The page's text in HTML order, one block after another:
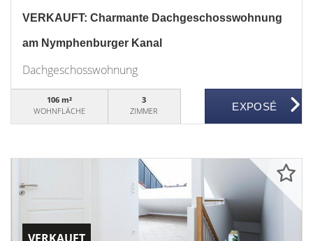
VERKAUFT: Charmante Dachgeschosswohnung
am Nymphenburger Kanal
Dachgeschosswohnung
106 m²
WOHNFLÄCHE
3
ZIMMER